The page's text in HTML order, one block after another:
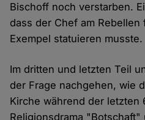
Bischoff noch verstarben.
dass der Chef am
Exempel statuieren musste.
Im dritten und letzten Teil
der Frage nachgehen, wie
Kirche während der letzten
Religionsdrama